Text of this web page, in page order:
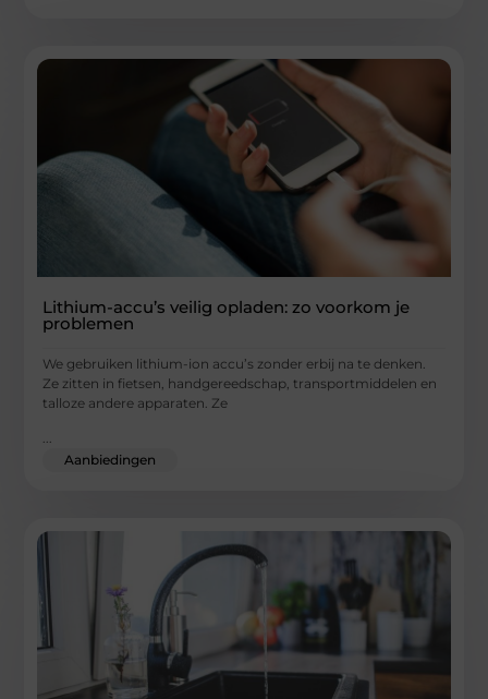
Lithium-accu’s veilig opladen: zo voorkom je
problemen
We gebruiken lithium-ion accu’s zonder erbij na te denken.
Ze zitten in fietsen, handgereedschap, transportmiddelen en
talloze andere apparaten. Ze
...
Aanbiedingen